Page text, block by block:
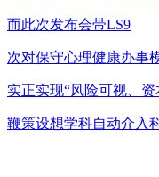
而此次发布会带LS9
次对保守心理健康办事
实正实现“风险可视、
鞭策设想学科自动介入